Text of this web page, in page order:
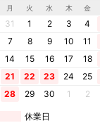
月 火 水 木 金
31 1 2 3 4
7
8 9 10 11
14
15 16 17 18
21
22 23 24 25
28
29 30 1 2
休業日